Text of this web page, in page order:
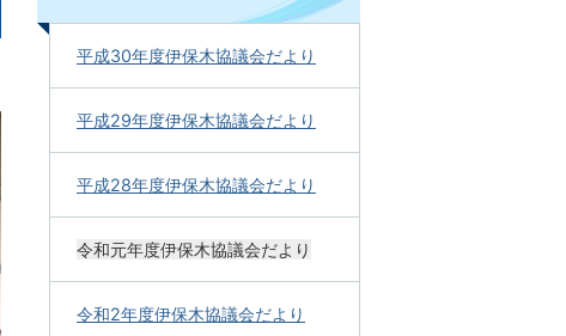
平成30年度伊保木協議会だより
平成29年度伊保木協議会だより
平成28年度伊保木協議会だより
令和元年度伊保木協議会だより
令和2年度伊保木協議会だより